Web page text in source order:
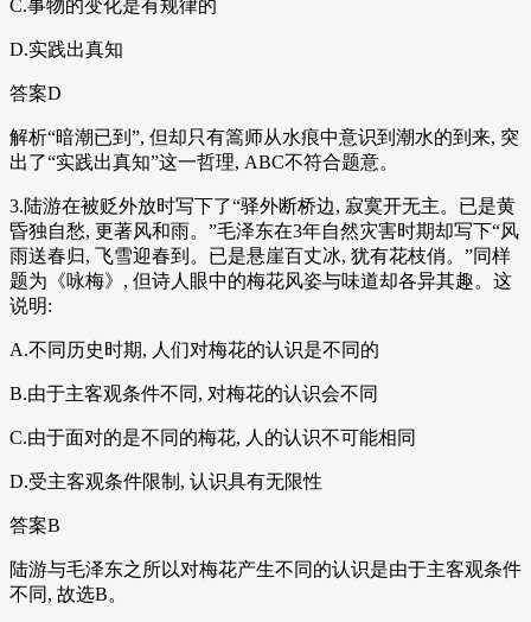
C.事物的变化是有规律的
D.实践出真知
答案D
解析“暗潮已到”, 但却只有篙师从水痕中意识到潮水的到来, 突
出了“实践出真知”这一哲理, ABC不符合题意。
3.陆游在被贬外放时写下了“驿外断桥边, 寂寞开无主。已是黄
昏独自愁, 更著风和雨。”毛泽东在3年自然灾害时期却写下“风
雨送春归, 飞雪迎春到。已是悬崖百丈冰, 犹有花枝俏。”同样
题为《咏梅》, 但诗人眼中的梅花风姿与味道却各异其趣。这
说明:
A.不同历史时期, 人们对梅花的认识是不同的
B.由于主客观条件不同, 对梅花的认识会不同
C.由于面对的是不同的梅花, 人的认识不可能相同
D.受主客观条件限制, 认识具有无限性
答案B
陆游与毛泽东之所以对梅花产生不同的认识是由于主客观条件
不同, 故选B。